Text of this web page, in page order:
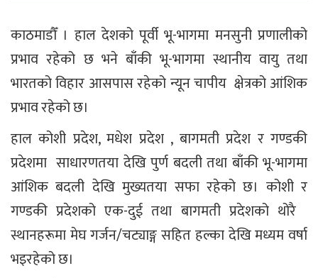
काठमाडौँ । हाल देशको पूर्वी भू-भागमा मनसुनी प्रणालीको
प्रभाव रहेको छ भने बाँकी भू-भागमा स्थानीय वायु तथा
भारतको विहार आसपास रहेको न्यून चापीय क्षेत्रको आंशिक
प्रभाव रहेको छ।
हाल कोशी प्रदेश, मधेश प्रदेश , बागमती प्रदेश र गण्डकी
प्रदेशमा साधारणतया देखि पुर्ण बदली तथा बाँकी भू-भागमा
आंशिक बदली देखि मुख्यतया सफा रहेको छ। कोशी र
गण्डकी प्रदेशको एक-दुई तथा बागमती प्रदेशको थोरै
स्थानहरूमा मेघ गर्जन/चट्याङ्ग सहित हल्का देखि मध्यम वर्षा
भइरहेको छ।